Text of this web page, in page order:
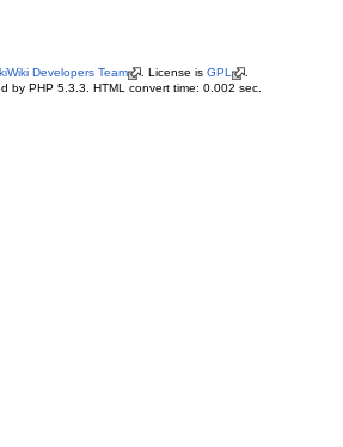
Developers Team . License is GPL
.
by PHP 5.3.3. HTML convert time: 0.002 sec.